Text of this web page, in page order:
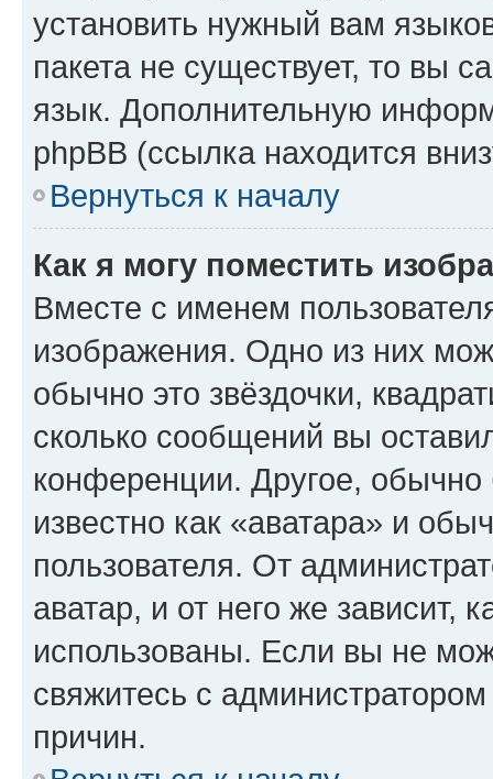
установить нужный вам
пакета не существует, то вы
язык. Дополнительную
phpBB (ссылка находится
Вернуться к началу
Как я могу поместить
Вместе с именем
изображения. Одно из них
обычно это звёздочки,
сколько сообщений вы
конференции. Другое,
известно как «аватара» и
пользователя. От
аватар, и от него же зависит,
использованы. Если вы не
свяжитесь с
причин.